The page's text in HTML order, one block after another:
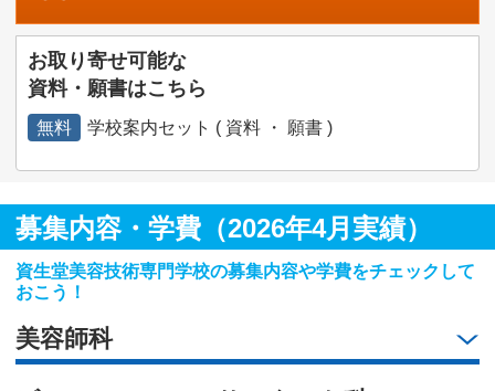
お取り寄せ可能な
資料・願書はこちら
無料 学校案内セット ( 資料 ・ 願書 )
募集内容・学費（2026年4月実績）
資生堂美容技術専門学校の募集内容や学費をチェックして
おこう！
美容師科